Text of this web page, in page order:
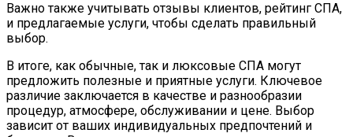
Важно также учитывать отзывы клиентов, рейтинг СПА,
и предлагаемые услуги, чтобы сделать правильный
выбор.
В итоге, как обычные, так и люксовые СПА могут
предложить полезные и приятные услуги. Ключевое
различие заключается в качестве и разнообразии
процедур, атмосфере, обслуживании и цене. Выбор
зависит от ваших индивидуальных предпочтений и